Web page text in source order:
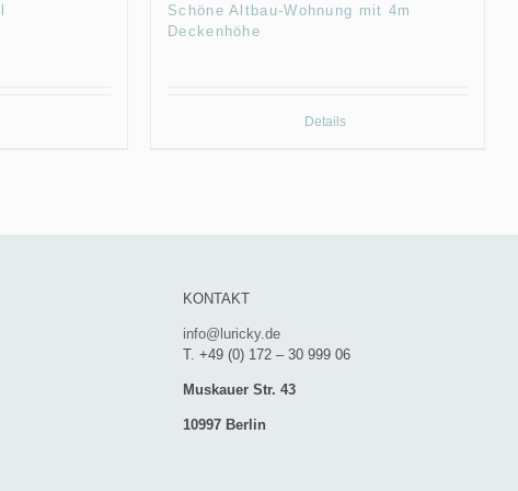
Schöne Altbau-Wohnung mit 4m
Deckenhöhe
Details
KONTAKT
info@luricky.de
T. +49 (0) 172 – 30 999 06
Muskauer Str. 43
10997 Berlin